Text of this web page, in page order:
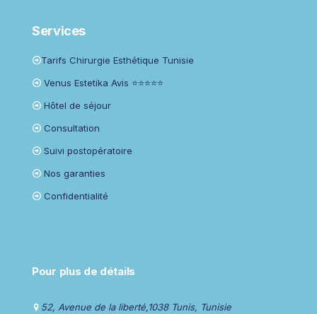
Services
Tarifs Chirurgie Esthétique Tunisie
Venus Estetika Avis ⭐⭐⭐⭐⭐
Hôtel de séjour
Consultation
Suivi postopératoire
Nos garanties
Confidentialité
Pour plus de détails
52, Avenue de la liberté,1038 Tunis, Tunisie